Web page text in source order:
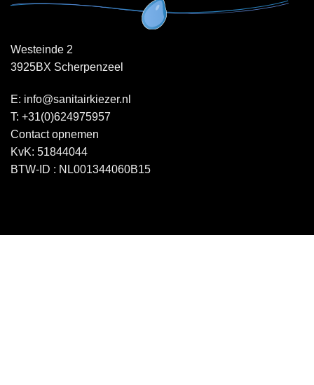
Westeinde 2
3925BX Scherpenzeel
E: info@sanitairkiezer.nl
T: +31(0)624975957
Contact opnemen
KvK: 51844044
BTW-ID : NL001344060B15